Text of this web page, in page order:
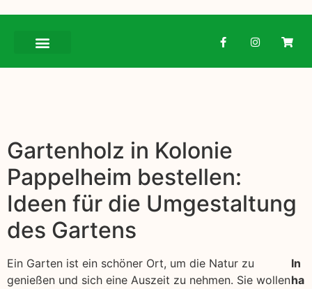
Gartenholz in Kolonie
Pappelheim bestellen:
Ideen für die Umgestaltung
des Gartens
Ein Garten ist ein schöner Ort, um die Natur zu
genießen und sich eine Auszeit zu nehmen. Sie wollen
In
ha